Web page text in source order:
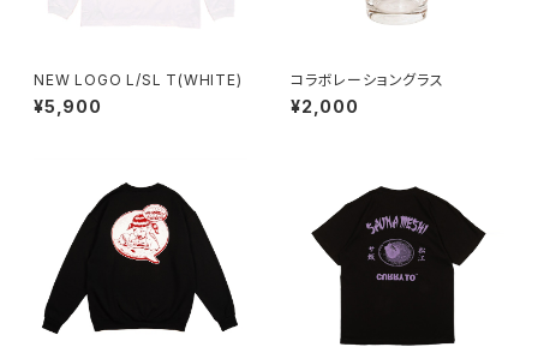
NEW LOGO L/SL T(WHITE)
¥5,900
コラボレーショングラス
¥2,000